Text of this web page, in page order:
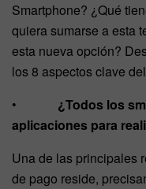
Smartphone? ¿Qué
quiera sumarse a esta
esta nueva opción?
los 8 aspectos clave
• ¿Todos los
aplicaciones para
Una de las principales
de pago reside,